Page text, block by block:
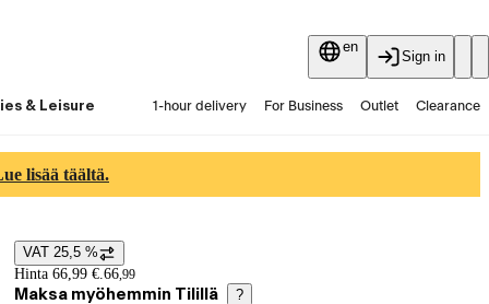
en
Sign in
& Leisure 1-hour delivery For Business Outlet Clearance
lisää täältä.
Price details
VAT 25,5 %
Hinta 66,99 €.66,99
Maksa myöhemmin Tilillä ?